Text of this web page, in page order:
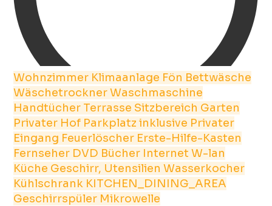
Wohnzimmer Klimaanlage Fön Bettwäsche
WäschetrocknerWaschmaschine
Handtücher Terrasse Sitzbereich Garten
Privater Hof Parkplatz inklusive Privater
Eingang Feuerlöscher Erste-Hilfe-Kasten
Fernseher DVD Bücher InternetW-lan
Küche Geschirr, UtensilienWasserkocher
Kühlschrank KITCHEN_DINING_AREA
Geschirrspüler Mikrowelle